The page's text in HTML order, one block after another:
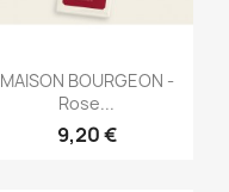
Aperçu rapide
MAISON BOURGEON -
Rose...
9,20 €